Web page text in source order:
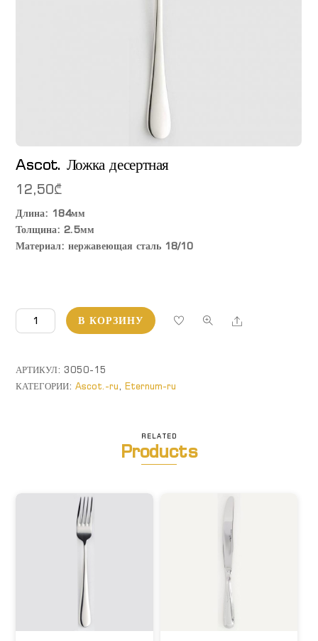
Ascot. Ложка десертная
12,50₾
Длина: 184мм
Толщина: 2.5мм
Материал: нержавеющая сталь 18/10
Количество
товара
Ложка
десертная
В КОРЗИНУ Share
АРТИКУЛ:3050-15
КАТЕГОРИИ:Ascot.-ru,Eternum-ru
RELATED
Products